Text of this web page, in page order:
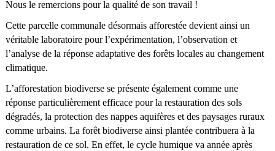
Nous le remercions pour la qualité de son travail !
Cette parcelle communale désormais afforestée devient ainsi un
véritable laboratoire pour l’expérimentation, l’observation et
l’analyse de la réponse adaptative des forêts locales au changement
climatique.
L’afforestation biodiverse se présente également comme une
réponse particulièrement efficace pour la restauration des sols
dégradés, la protection des nappes aquifères et des paysages ruraux
comme urbains. La forêt biodiverse ainsi plantée contribuera à la
restauration de ce sol. En effet, le cycle humique va année après